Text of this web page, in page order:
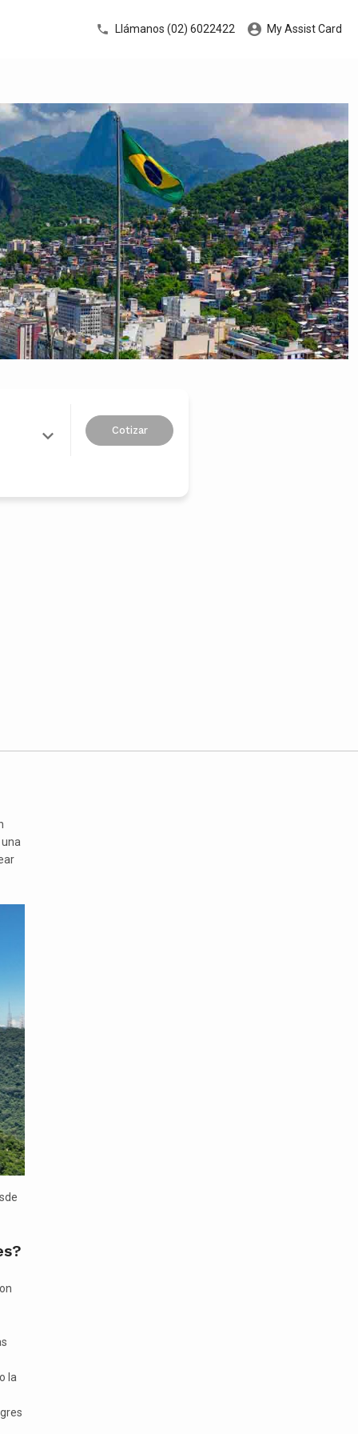
Llámanos (02) 6022422 My Assist Card
Cotizar
la